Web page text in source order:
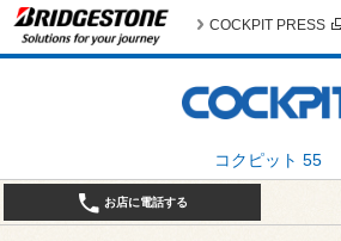
コクピット 55
COCKPIT PRESS
お店に電話する